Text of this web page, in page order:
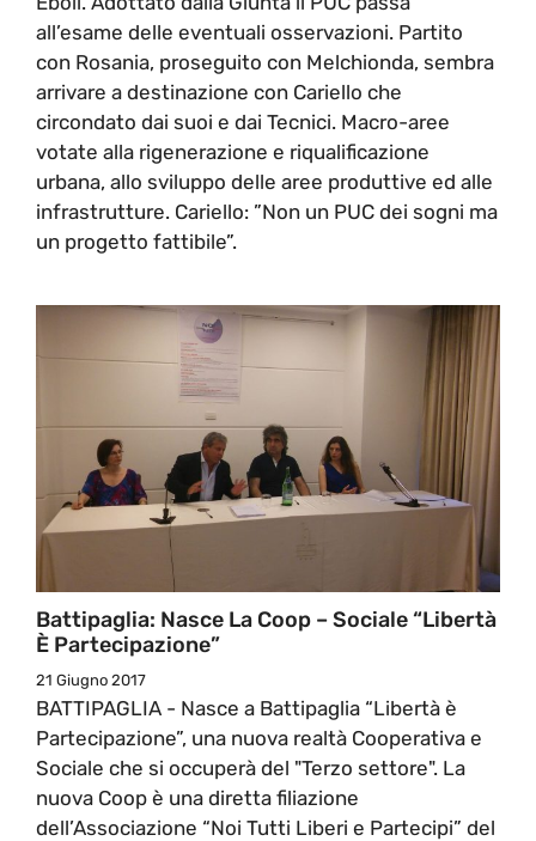
all’esame delle eventuali osservazioni. Partito
con Rosania, proseguito con Melchionda, sembra
arrivare a destinazione con Cariello che
circondato dai suoi e dai Tecnici. Macro-aree
votate alla rigenerazione e riqualificazione
urbana, allo sviluppo delle aree produttive ed alle
infrastrutture. Cariello: ”Non un PUC dei sogni ma
un progetto fattibile”.
Battipaglia: Nasce La Coop – Sociale “Libertà
È Partecipazione”
21 Giugno 2017
BATTIPAGLIA - Nasce a Battipaglia “Libertà è
Partecipazione”, una nuova realtà Cooperativa e
Sociale che si occuperà del "Terzo settore". La
nuova Coop è una diretta filiazione
dell’Associazione “Noi Tutti Liberi e Partecipi” del